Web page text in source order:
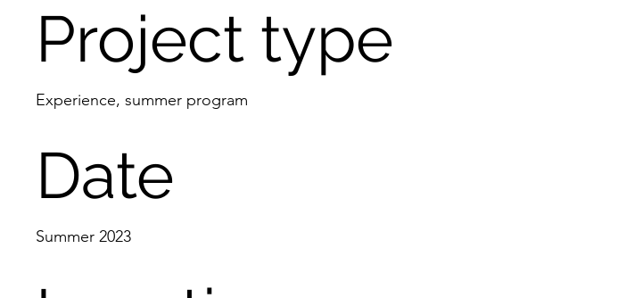
Project type
Experience, summer program
Date
Summer 2023